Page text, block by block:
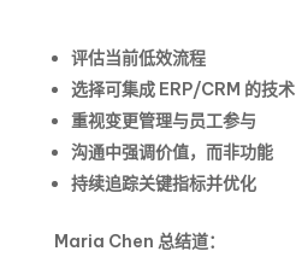
评估当前低效流程
选择可集成 ERP/CRM 的技术
重视变更管理与员工参与
沟通中强调价值，而非功能
持续追踪关键指标并优化
Maria Chen 总结道：